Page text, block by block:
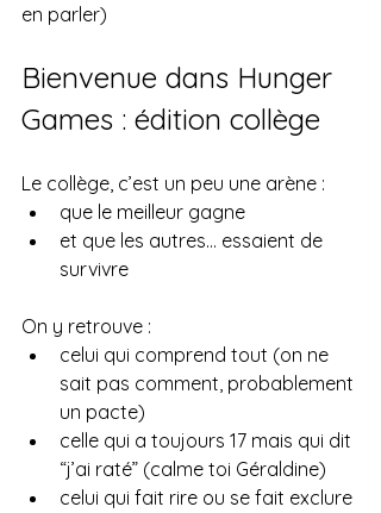
en parler)
Bienvenue dans Hunger
Games : édition collège
Le collège, c’est un peu une arène :
que le meilleur gagne
et que les autres… essaient de
survivre
On y retrouve :
celui qui comprend tout (on ne
sait pas comment, probablement
un pacte)
celle qui a toujours 17 mais qui dit
“j’ai raté” (calme toi Géraldine)
celui qui fait rire ou se fait exclure